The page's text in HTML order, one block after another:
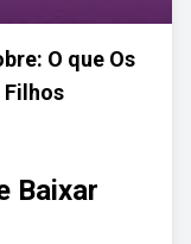
O que Os
Filhos
Baixar